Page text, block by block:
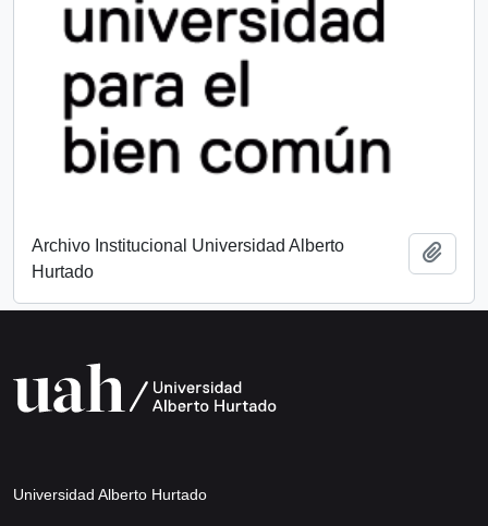
Archivo Institucional Universidad Alberto
Hurtado
Universidad Alberto Hurtado